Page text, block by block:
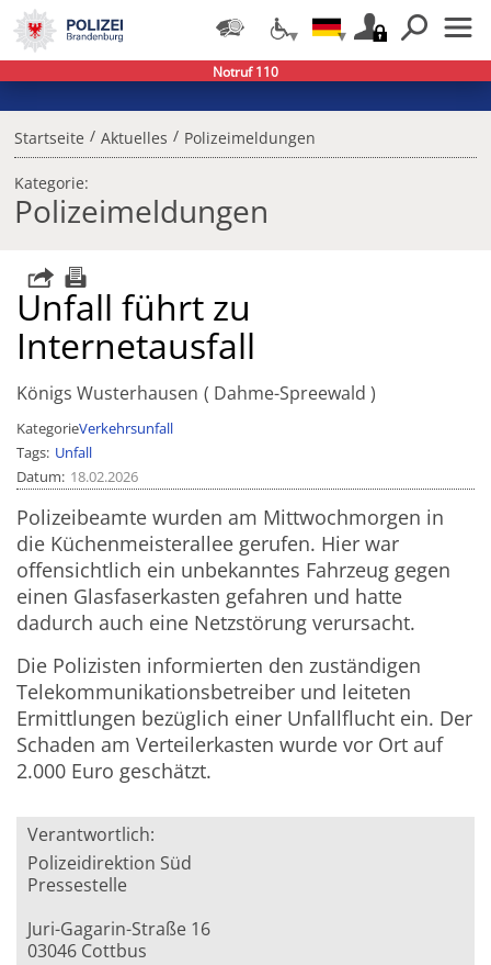
Startseite / Aktuelles / Polizeimeldungen
Kategorie:
Polizeimeldungen
Unfall führt zu
Internetausfall
Königs Wusterhausen Dahme-Spreewald
KategorieVerkehrsunfall
Tags Unfall
Datum 18.02.2026
Polizeibeamte wurden am Mittwochmorgen in
die Küchenmeisterallee gerufen. Hier war
offensichtlich ein unbekanntes Fahrzeug gegen
einen Glasfaserkasten gefahren und hatte
dadurch auch eine Netzstörung verursacht.
Die Polizisten informierten den zuständigen
Telekommunikationsbetreiber und leiteten
Ermittlungen bezüglich einer Unfallflucht ein. Der
Schaden am Verteilerkasten wurde vor Ort auf
2.000 Euro geschätzt.
Verantwortlich:
Polizeidirektion Süd
Pressestelle
Juri-Gagarin-Straße 16
03046 Cottbus
Notruf 110